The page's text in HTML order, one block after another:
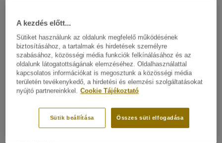
Név*
Vezetéknév*
A kezdés előtt...
Sütiket használunk az oldalunk megfelelő működésének
biztosításához, a tartalmak és hirdetések személyre
szabásához, közösségi média funkciók felkínálásához és az
oldalunk látogatottságának elemzéséhez. Oldalhasználattal
kapcsolatos információkat is megosztunk a közösségi média
területén tevékenykedő, a hirdetési és elemzési szolgáltatásokat
nyújtó partnereinkkel. Cookie Tájékoztató
Összes süti elfogadása
Sütik beállítása